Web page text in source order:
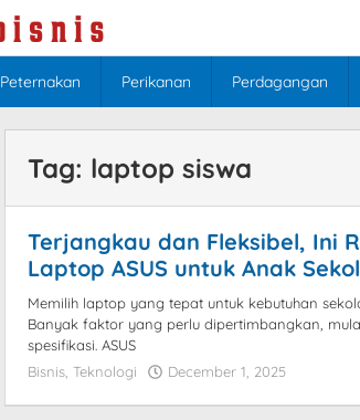
Peternakan Perikanan Perdagangan
Tag: laptop siswa
Terjangkau dan Fleksibel, Ini
Laptop ASUS untuk Anak
Memilih laptop yang tepat untuk kebutuhan
Banyak faktor yang perlu dipertimbangkan,
spesifikasi. ASUS
Bisnis ,Teknologi December 1, 2025